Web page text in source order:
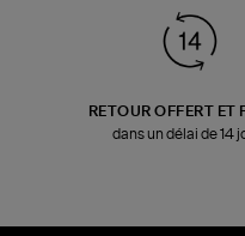
RETOUR OFFERT ET
dans un délai de 14